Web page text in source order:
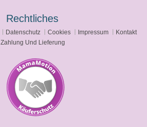
Rechtliches
Datenschutz Cookies Impressum
Kontakt
Zahlung Und Lieferung